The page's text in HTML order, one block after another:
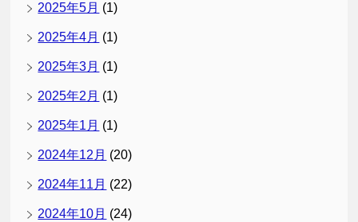
2025年5月 (1)
2025年4月 (1)
2025年3月 (1)
2025年2月 (1)
2025年1月 (1)
2024年12月 (20)
2024年11月 (22)
2024年10月 (24)